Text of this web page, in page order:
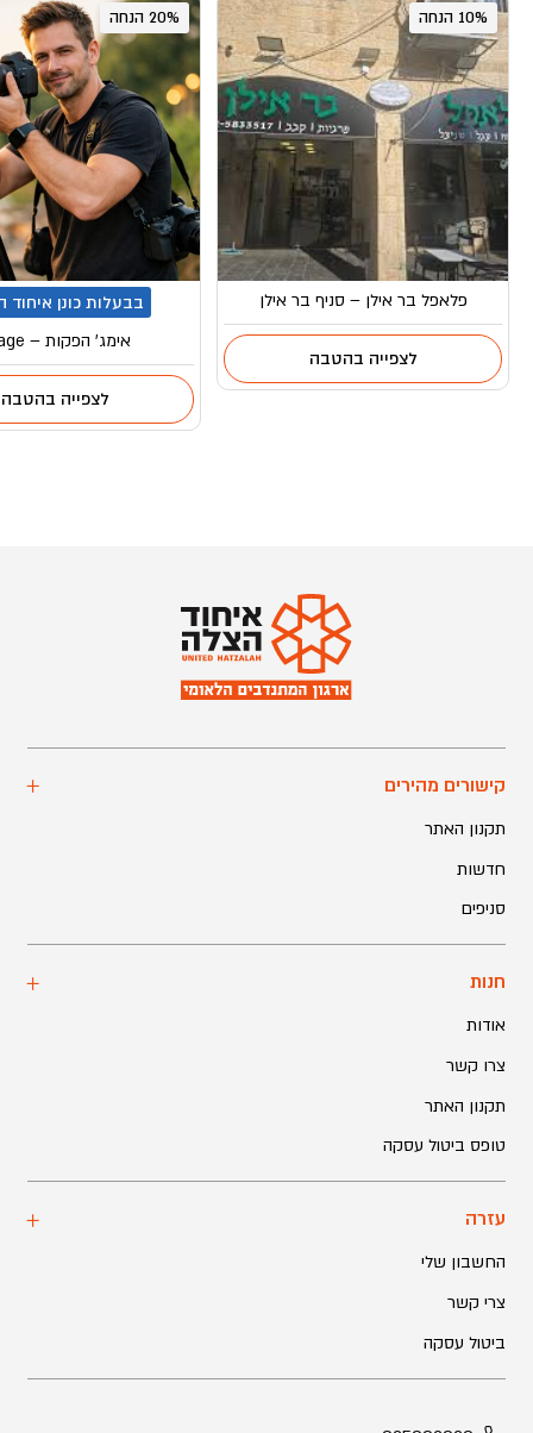
10% הנחה
פלאפל בר אילן – סניף בר אילן
לצפייה בהטבה
20% הנחה
בבעלות כונן איחוד
אימג’ הפקות – Image
לצפייה בהטבה
קישורים מהירים
תקנון האתר
חדשות
סניפים
חנות
אודות
צרו קשר
תקנון האתר
טופס ביטול עסקה
עזרה
החשבון שלי
צרי קשר
ביטול עסקה